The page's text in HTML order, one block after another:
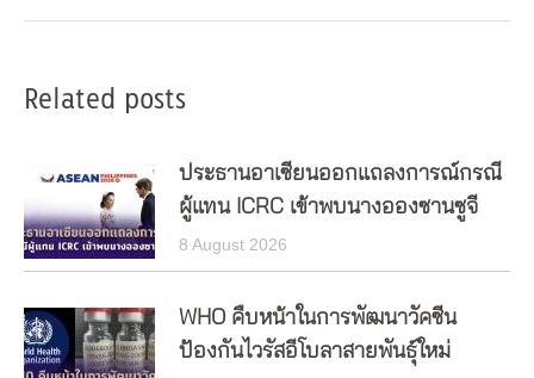
Related posts
ประธานอาเซียนออกแถลงการณ์กรณี
ผู้แทน ICRC เข้าพบนางอองซานซูจี
8 August 2026
WHO คืบหน้าในการพัฒนาวัคซีน
ป้องกันไวรัสอีโบลาสายพันธุ์ใหม่